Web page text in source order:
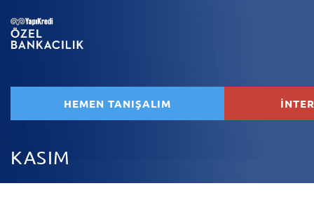
HEMEN TANIŞALIM
KASIM